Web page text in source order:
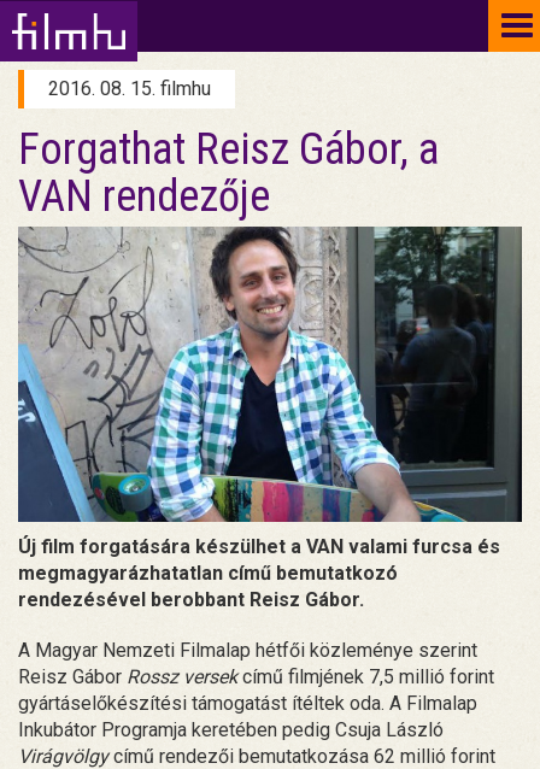
2016. 08. 15. filmhu
Forgathat Reisz Gábor, a
VAN rendezője
Új film forgatására készülhet a VAN valami furcsa és
megmagyarázhatatlan című bemutatkozó
rendezésével berobbant Reisz Gábor.
A Magyar Nemzeti Filmalap hétfői közleménye szerint
Reisz Gábor Rossz versekcímű filmjének 7,5 millió forint
gyártáselőkészítési támogatást ítéltek oda. A Filmalap
Inkubátor Programja keretében pedig Csuja László
Virágvölgycímű rendezői bemutatkozása 62 millió forint